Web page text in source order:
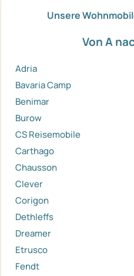
Unsere
Von A
Adria
Bavaria Camp
Benimar
Burow
CS Reisemobile
Carthago
Chausson
Clever
Corigon
Dethleffs
Dreamer
Etrusco
Fendt